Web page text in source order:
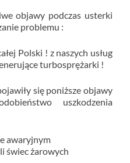
objawy podczas usterki
problemu :
Polski ! z naszych usług
turbosprężarki !
się poniższe objawy
uszkodzenia
awaryjnym
świec żarowych